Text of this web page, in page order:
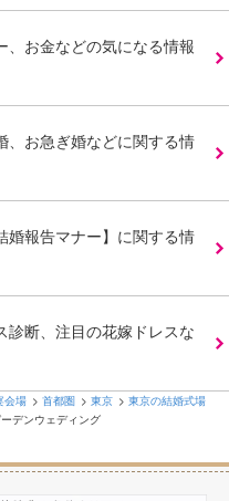
、お金などの気になる情報
、お急ぎ婚などに関する情
婚報告マナー】に関する情
診断、注目の花嫁ドレスな
会場 首都圏 東京
東京の結婚式場
デンウェディング